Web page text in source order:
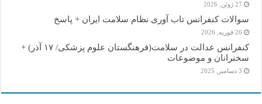
27 ژوئن, 2026
سوالات کنفرانس تاب آوری نظام سلامت ایران + پاسخ
26 فوریه, 2026
کنفرانس عدالت در سلامت(فرهنگستان علوم پزشکی/ ۱۷ آذر) +
سخنرانان و موضوعات
3 دسامبر, 2025